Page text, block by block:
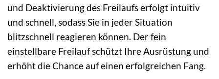
und Deaktivierung des Freilaufs erfolgt intuitiv
und schnell, sodass Sie in jeder Situation
blitzschnell reagieren können. Der fein
einstellbare Freilauf schützt Ihre Ausrüstung und
erhöht die Chance auf einen erfolgreichen Fang.